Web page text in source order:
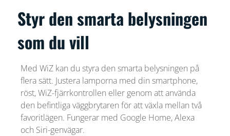
Styr den smarta belysningen
som du vill
Med WiZ kan du styra den smarta belysningen på
flera sätt. Justera lamporna med din smartphone,
röst, WiZ-fjärrkontrollen eller genom att använda
den befintliga väggbrytaren för att växla mellan två
favoritlägen. Fungerar med Google Home, Alexa
och Siri-genvägar.